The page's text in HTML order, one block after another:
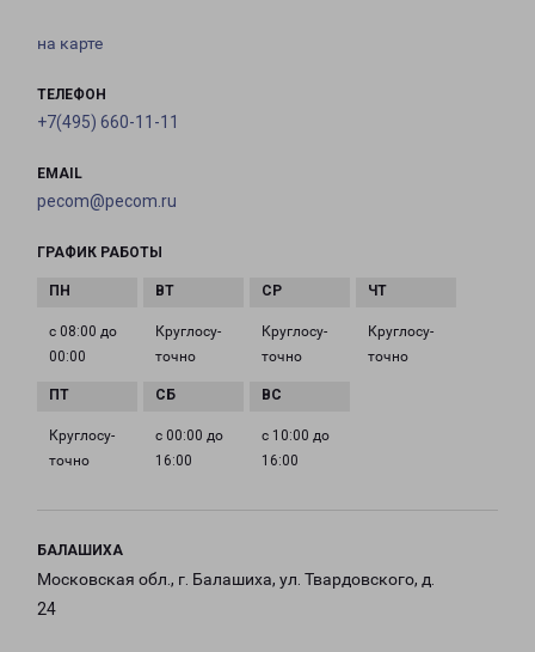
на карте
ТЕЛЕФОН
+7(495) 660-11-11
EMAIL
pecom@pecom.ru
ГРАФИК РАБОТЫ
с 08:00 до
00:00
Круглосу­
точно
Круглосу­
точно
Круглосу­
точно
Круглосу­
точно
с 00:00 до
16:00
с 10:00 до
16:00
БАЛАШИХА
Московская обл., г. Балашиха, ул. Твардовского, д.
24